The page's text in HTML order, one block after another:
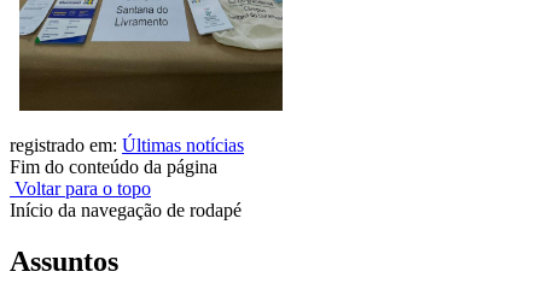
registrado em: Últimas notícias
Fim do conteúdo da página
Voltar para o topo
Início da navegação de rodapé
Assuntos